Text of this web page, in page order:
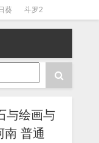
葵 斗罗2
节目清单
与绘画与
南 普通